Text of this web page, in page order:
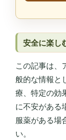
安全に楽し
この記事は、
般的な情報と
療、特定の効
に不安がある
服薬がある場
い。